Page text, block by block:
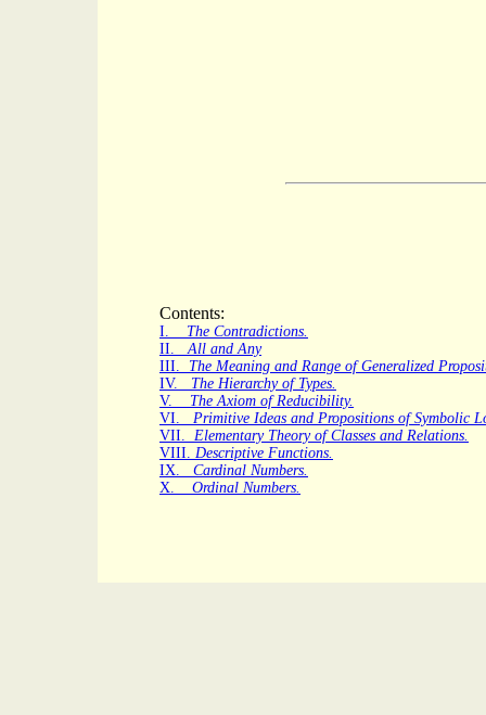
Contents:
I. The Contradictions.
II.All and Any
III. The Meaning and Range of Generalized
IV. The Hierarchy of Types.
V. The Axiom of Reducibility.
VI. Primitive Ideas and Propositions of Symbolic
VII. Elementary Theory of Classes and Relations.
VIII. Descriptive Functions.
IX. Cardinal Numbers.
X. Ordinal Numbers.